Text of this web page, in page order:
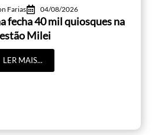
Farias 04/08/2026
fecha 40 mil quiosques na
Milei
LER MAIS...